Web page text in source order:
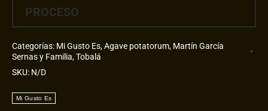
PROCESO
Categorías: Mi Gusto Es,Agave potatorum, Martín García
Sernas y Familia,Tobalá
SKU: N/D